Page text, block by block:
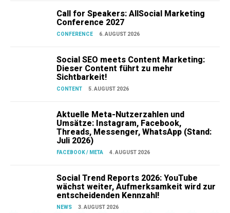
Call for Speakers: AllSocial Marketing
Conference 2027
CONFERENCE 6. AUGUST 2026
Social SEO meets Content Marketing:
Dieser Content führt zu mehr
Sichtbarkeit!
CONTENT 5. AUGUST 2026
Aktuelle Meta-Nutzerzahlen und
Umsätze: Instagram, Facebook,
Threads, Messenger, WhatsApp (Stand:
Juli 2026)
FACEBOOK / META 4. AUGUST 2026
Social Trend Reports 2026: YouTube
wächst weiter, Aufmerksamkeit wird zur
entscheidenden Kennzahl!
NEWS 3. AUGUST 2026